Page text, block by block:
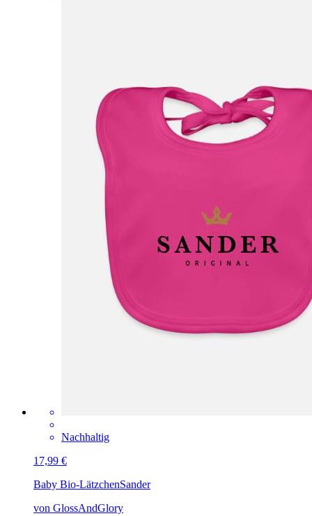
Nachhaltig
17,99 €
Baby Bio-LätzchenSander
von GlossAndGlory